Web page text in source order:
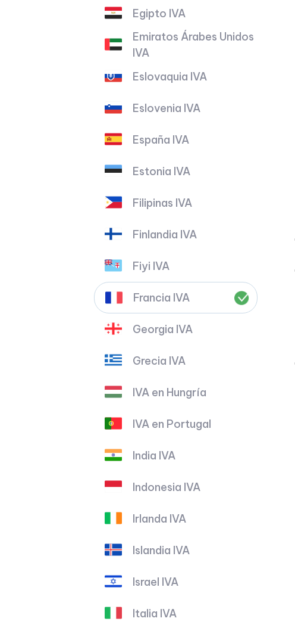
Egipto IVA
Emiratos Árabes Unidos
IVA
Eslovaquia IVA
Eslovenia IVA
España IVA
Estonia IVA
Filipinas IVA
Finlandia IVA
Fiyi IVA
Francia IVA
Georgia IVA
Grecia IVA
IVA en Hungría
IVA en Portugal
India IVA
Indonesia IVA
Irlanda IVA
Islandia IVA
Israel IVA
Italia IVA